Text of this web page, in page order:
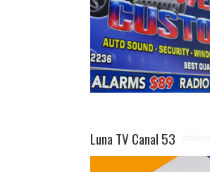
Luna TV Canal 53